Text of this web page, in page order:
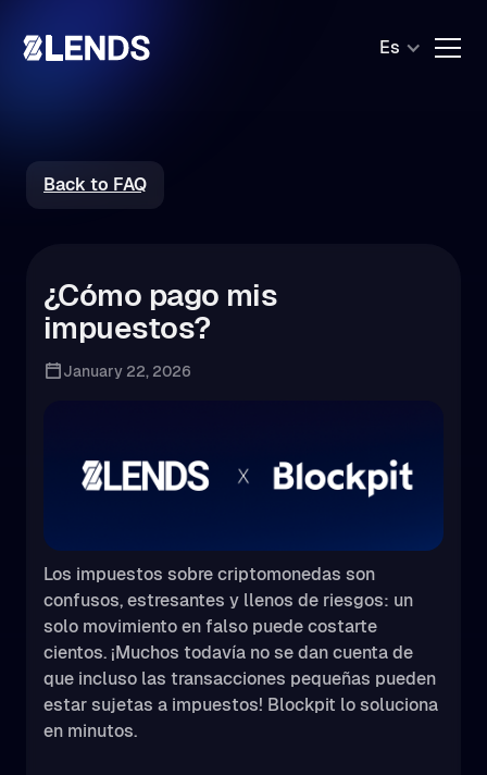
Es
Back to FAQ
¿Cómo pago mis
impuestos?
January 22, 2026
Los impuestos sobre criptomonedas son
confusos, estresantes y llenos de riesgos: un
solo movimiento en falso puede costarte
cientos. ¡Muchos todavía no se dan cuenta de
que incluso las transacciones pequeñas pueden
estar sujetas a impuestos! Blockpit lo soluciona
en minutos.